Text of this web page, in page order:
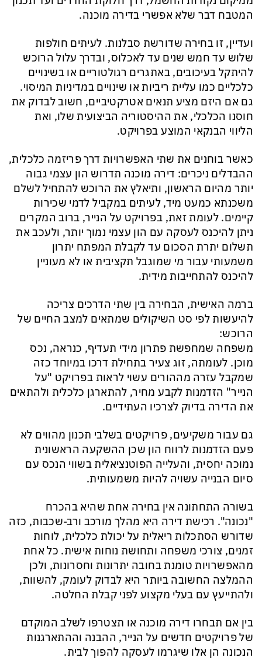
המטבח דבר שלא אפשרי בדירה מוכנה.
ועדיין, זו בחירה שדורשת סבלנות. לעיתים חולפות
שלוש עד חמש שנים עד לאכלוס, ובדרך עלול הרוכש
להיתקל בעיכובים, באתגרים רגולטוריים או בשינויים
כלכליים כמו עליית ריביות או שינויים במדיניות המיסוי.
גם אם היזם מציע תנאים אטרקטיביים, חשוב לבדוק את
חוסנו הכלכלי, את ההיסטוריה הביצועית שלו, ואת
הליווי הבנקאי המוצע בפרויקט.
כאשר בוחנים את שתי האפשרויות דרך פריזמה כלכלית,
ההבדלים ניכרים: דירה מוכנה תדרוש הון עצמי גבוה
יותר מהיום הראשון, ותיאלץ את הרוכש להתחיל לשלם
משכנתא כמעט מיד, לעיתים במקביל לדמי שכירות
קיימים. לעומת זאת, בפרויקט על הנייר, ברוב המקרים
ניתן להיכנס לעסקה עם הון עצמי נמוך יותר, ולעכב את
תשלום יתרת הסכום עד לקבלת המפתח יתרון
משמעותי עבור מי שמוגבל תקציבית או לא מעוניין
להיכנס להתחייבות מידית.
ברמה האישית, הבחירה בין שתי הדרכים צריכה
להיעשות לפי סט השיקולים שמתאים למצב החיים של
הרוכש:
משפחה שמחפשת פתרון מידי תעדיף, כנראה, נכס
מוכן. לעומתה, זוג צעיר בתחילת דרכו במיוחד כזה
שמקבל עזרה מההורים עשוי לראות בפרויקט "על
הנייר" הזדמנות לקבע מחיר, להתארגן כלכלית ולהתאים
את הדירה בדיוק לצרכיו העתידיים.
גם עבור משקיעים, פרויקטים בשלבי תכנון מהווים לא
פעם הזדמנות לרווח הון שכן ההשקעה הראשונית
נמוכה יחסית, והעלייה הפוטנציאלית בשווי הנכס עם
סיום הבנייה עשויה להיות משמעותית.
בשורה התחתונה אין בחירה אחת שהיא בהכרח
"נכונה". רכישת דירה היא מהלך מורכב ורב-שכבות, כזה
שדורש הסתכלות ריאלית על יכולת כלכלית, לוחות
זמנים, צורכי משפחה ותחושת נוחות אישית. כל אחת
מהאפשרויות טומנת בחובה יתרונות וחסרונות, ולכן
ההמלצה החשובה ביותר היא לבדוק לעומק, להשוות,
ולהתייעץ עם בעלי מקצוע לפני קבלת החלטה.
בין אם תבחרו דירה מוכנה או תצטרפו לשלב המוקדם
של פרויקטים חדשים על הנייר, ההבנה וההתארגנות
הנכונה הן אלו שיגרמו לעסקה להפוך לבית.